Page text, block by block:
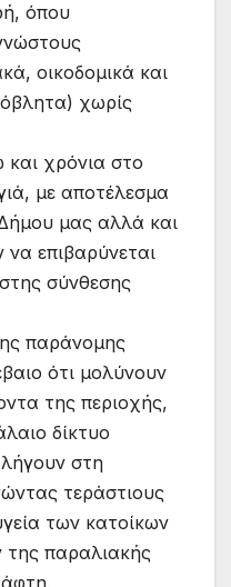
όπου
οικοδομικά και
χωρίς
και χρόνια στο
με αποτέλεσμα
μας αλλά και
επιβαρύνεται
σύνθεσης
παράνομης
ότι μολύνουν
της περιοχής,
δίκτυο
στη
τεράστιους
των κατοίκων
της παραλιακής